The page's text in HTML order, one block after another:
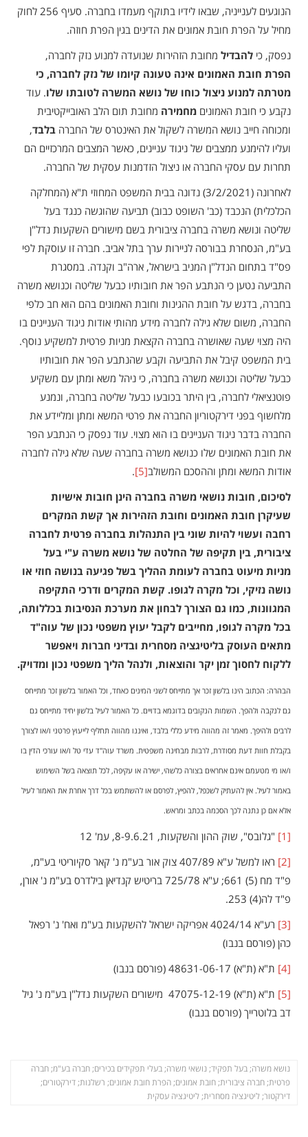
הנוגעים לענייניה, שבאו לידיו בתוקף מעמדו בחברה. סעיף 256 לחוק
מחיל על הפרת חובת אמונים את הדינים בגין הפרת חוזה.
נפסק, כי להבדיל מחובת הזהירות שנועדה למנוע נזק לחברה,
הפרת חובת האמונים אינה טעונה קיומו של נזק לחברה, כי
מטרתה למנוע ניצול כוחו של נושא המשרה לטובתו שלו. עוד
נקבע כי חובת האמונים מחמירה מחובת תום הלב האובייקטיבית
ומכוחה חייב נושא המשרה לשקול את האינטרס של החברה בלבד,
ועליו להימנע ממצבים של ניגוד עניינים, כאשר המצבים המרכזיים הם
תחרות עם עסקי החברה או ניצול הזדמנות עסקית של החברה.
לאחרונה (3/2/2021) נדונה בבית המשפט המחוזי ת"א (המחלקה
הכלכלית) הנכבד (כב' השופט כבוב) תביעה שהוגשה כנגד בעל
שליטה ונושא משרה בחברה ציבורית בשם מישורים השקעות נדל"ן
בע"מ, הנסחרת בבורסה לניירות ערך בתל אביב. חברה זו עוסקת לפי
פס"ד בתחום הנדל"ן המניב בישראל, ארה"ב וקנדה. במסגרת
התביעה נטען כי הנתבע הפר את חובותיו כבעל שליטה וכנושא משרה
בחברה, בדגש על חובת ההגינות וחובת האמונים בהם הוא חב כלפי
החברה, משום שלא גילה לחברה מידע מהותי אודות ניגוד העניינים בו
היה מצוי שעה שאושרה בחברה הקצאת מניות פרטית למשקיע נוסף.
בית המשפט קיבל את התביעה וקבע שהנתבע הפר את חובותיו
כבעל שליטה וכנושא משרה בחברה, כי ניהל משא ומתן עם משקיע
פוטנציאלי לחברה, בין היתר בכובעו כבעל שליטה בחברה, ונמנע
מלחשוף בפני דירקטוריון החברה את פרטי המשא ומתן ומליידע את
החברה בדבר ניגוד העניינים בו הוא מצוי. עוד נפסק כי הנתבע הפר
את חובת האמונים שלו כנושא משרה בחברה שעה שלא גילה לחברה
אודות המשא ומתן וההסכם המשולב[5]
.
לסיכום, חובות נושאי משרה בחברה הינן חובות אישיות
שעיקרן חובת האמונים וחובת הזהירות אך קשת המקרים
רחבה ועשוי להיות שוני בין התנהלות בחברה פרטית לחברה
ציבורית, בין תקיפה של החלטה של נושא משרה ע"י בעל
מניות מיעוט בחברה לעומת ההליך בשל פגיעה בנושה חוזי או
נושה נזיקי, וכל מקרה לגופו. קשת המקרים ודרכי התקיפה
המגוונות, כמו גם הצורך לבחון את מערכת הנסיבות בכללותה,
בכל מקרה לגופו, מחייבים לקבל יעוץ משפטי נכון של עוה"ד
מתאים העוסק בליטיגציה מסחרית ובדיני חברות ויאפשר
ללקוח לחסוך זמן יקר והוצאות, ולנהל הליך משפטי נכון ומדויק.
הבהרה: הכתוב הינו בלשון זכר אך מתייחס לשני המינים כאחד, וכל האמור בלשון זכר מתייחס
גם לנקבה ולהפך. השמות הנקובים בדוגמא בדויים. כל האמור לעיל בלשון יחיד מתייחס גם
לרבים ולהיפך. מאמר זה מהווה מידע כללי בלבד, ואיננו מהווה תחליף לייעוץ פרטני ו/או לצורך
בקבלת חוות דעת מסודרת, לרבות מבחינה משפטית. משרד עוה"ד עדי טל ו/או עורכי הדין בו
ו/או מי מטעמם אינם אחראים בצורה כלשהי, ישירה או עקיפה, לכל תוצאה בשל השימוש
באמור לעיל. אין להעתיק לשכפל, להפיץ, לפרסם או להשתמש בכל דרך אחרת את האמור לעיל
אלא אם כן נתנה לכך הסכמה בכתב ומראש.
[1]
"גלובס", שוק ההון והשקעות, 8-9.6.21, עמ' 12
[2]
ראו למשל ע"א 407/89 צוק אור בע"מ נ' קאר סקיוריטי בע"מ,
פ"ד מח (5) 661; ע"א 725/78 בריטיש קנדיאן בילדרס בע"מ נ' אורן,
פ"ד לה(4) 253.
[3]
רע"א 4024/14 אפריקה ישראל להשקעות בע"מ ואח' נ' רפאל
כהן (פורסם בנבו)
[4]
ת"א (ת"א) 48631-06-17 (פורסם בנבו)
[5]
ת"א (ת"א) 47075-12-19 מישורים השקעות נדל"ן בע"מ נ' גיל
דב בלוטרייך (פורסם בנבו)
נושא משרה; בעל תפקיד; נושאי משרה; בעלי תפקידים בכירים; חברה בע"מ; חברה
פרטית; חברה ציבורית; חובת אמונים; הפרת חובת אמונים; רשלנות; דירקטורים;
דירקטור; ליטיגציה מסחרית; ליטיגציה עסקית